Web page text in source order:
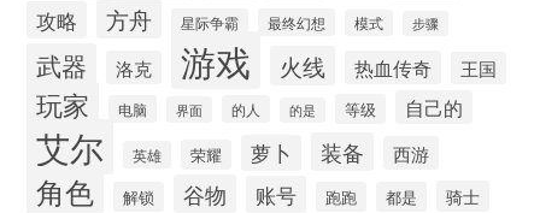
攻略 方舟 星际争霸 最终幻想 模式 步骤
武器 洛克 游戏 火线 热血传奇 王国
玩家 电脑 界面 的人 的是 等级 自己的
艾尔 英雄 荣耀 萝卜 装备 西游
角色 解锁 谷物 账号 跑跑 都是 骑士